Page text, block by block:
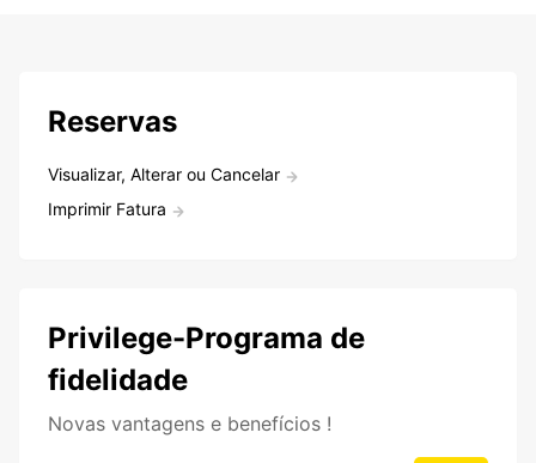
Reservas
Visualizar, Alterar ou Cancelar
Imprimir Fatura
Privilege-Programa de
fidelidade
Novas vantagens e benefícios !